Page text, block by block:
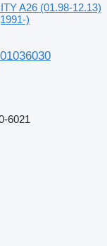
A26 (01.98-12.13)
)
6021